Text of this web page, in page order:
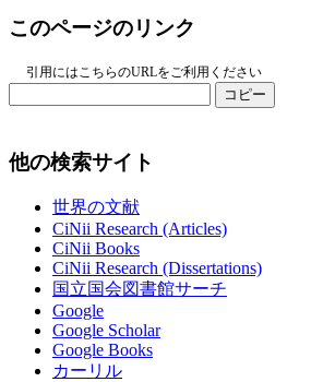
このページのリンク
引用にはこちらのURLをご利用ください
コピー
他の検索サイト
世界の文献
CiNii Research (Articles)
CiNii Books
CiNii Research (Dissertations)
国立国会図書館サーチ
Google
Google Scholar
Google Books
カーリル